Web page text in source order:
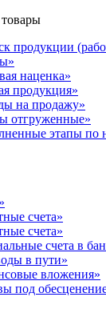
продукции
наценка»
продукция»
на продажу»
отгруженные»
этапы по
счета»
счета»
счета в
в пути»
вложения»
под